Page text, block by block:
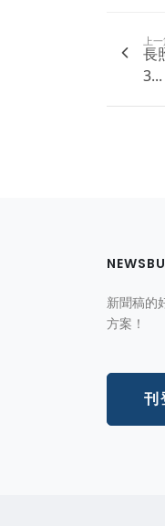
上
長
3...
新聞稿的
方案！
刊